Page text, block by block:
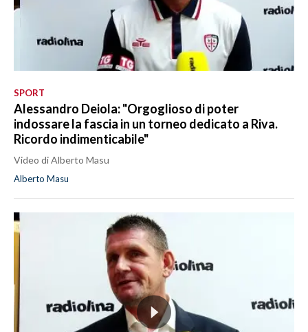
SPORT
Alessandro Deiola: "Orgoglioso di poter
indossare la fascia in un torneo dedicato a Riva.
Ricordo indimenticabile"
Video di Alberto Masu
Alberto Masu